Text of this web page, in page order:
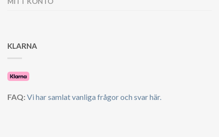
KLARNA
FAQ:Vi har samlat vanliga frågor och svar här.